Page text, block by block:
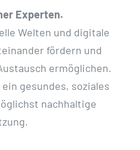
Experten.
Welten und digitale
fördern und
ermöglichen.
gesundes, soziales
nachhaltige